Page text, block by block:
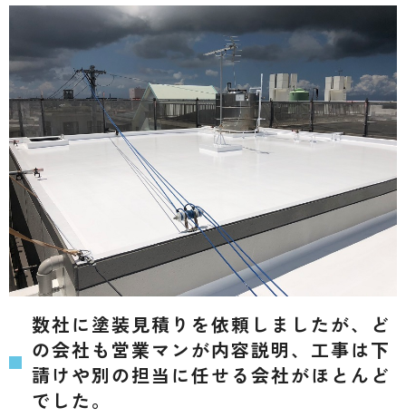
数社に塗装見積りを依頼しましたが、ど
の会社も営業マンが内容説明、工事は下
請けや別の担当に任せる会社がほとんど
でした。